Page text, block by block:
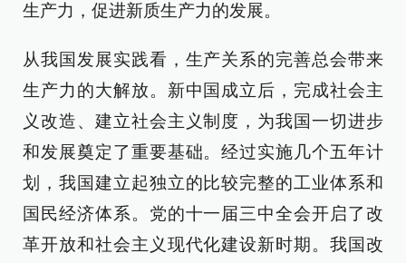
生产力，促进新质生产力的发展。
从我国发展实践看，生产关系的完善总会带来
生产力的大解放。新中国成立后，完成社会主
义改造、建立社会主义制度，为我国一切进步
和发展奠定了重要基础。经过实施几个五年计
划，我国建立起独立的比较完整的工业体系和
国民经济体系。党的十一届三中全会开启了改
革开放和社会主义现代化建设新时期。我国改